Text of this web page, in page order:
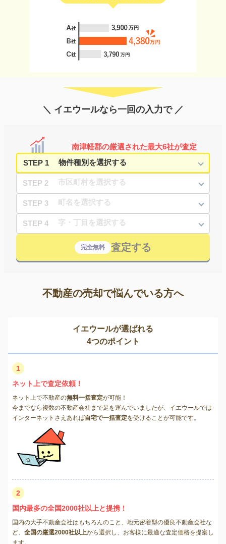
＼ イエウールなら一回の入力で ／
南津軽郡の厳選された最大6社が査定
STEP 1
STEP 2
STEP 3
STEP 4
完全無料 査定する
不動産の売却で悩んでいる方へ
イエウールが選ばれる
4つのポイント
1
ネット上で査定依頼！
ネット上で不動産の無料一括査定が可能！
今までなら複数の不動産会社まで足を運んでいましたが、イエウールでは
インターネットさえあれば自宅で一括査定を受けることが可能です。
2
国内最多の全国2000社以上と提携！
国内の大手不動産会社はもちろんのこと、地元密着型の優良不動産会社な
ど、 全国の厳選2000社以上から選択し、お客様に最適な査定価格を提案し
ます。